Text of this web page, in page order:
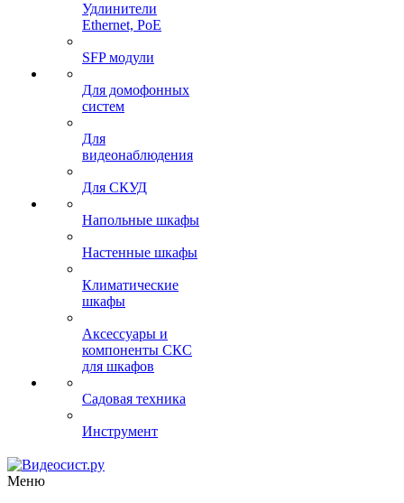
Удлинители
Ethernet, PoE
SFP модули
Для домофонных
систем
Для
видеонаблюдения
Для СКУД
Напольные шкафы
Настенные шкафы
Климатические
шкафы
Аксессуары и
компоненты СКС
для шкафов
Садовая техника
Инструмент
Меню